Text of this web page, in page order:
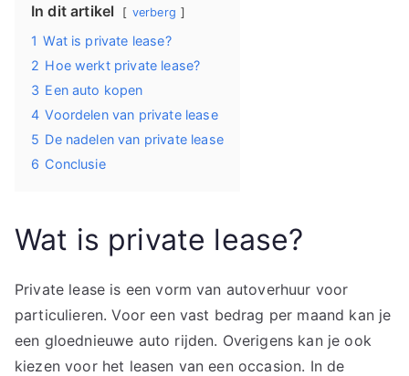
In dit artikel verberg
1 Wat is private lease?
2 Hoe werkt private lease?
3 Een auto kopen
4 Voordelen van private lease
5 De nadelen van private lease
6 Conclusie
Wat is private lease?
Private lease is een vorm van autoverhuur voor
particulieren. Voor een vast bedrag per maand kan je
een gloednieuwe auto rijden. Overigens kan je ook
kiezen voor het leasen van een occasion. In de